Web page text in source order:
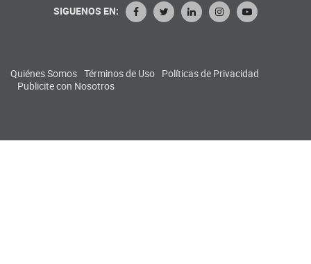
SIGUENOS EN:
Quiénes Somos Términos de Uso Políticas de Privacidad
Publicite con Nosotros